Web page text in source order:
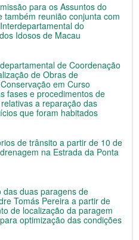
para os Assuntos do
também reunião conjunta com
do
Idosos de Macau
de Coordenação
de Obras de
em Curso
fases e procedimentos de
a reparação das
que foram habitados
de trânsito a partir de 10 de
na Estrada da Ponta
das duas paragens de
Tomás Pereira a partir de
de localização da paragem
optimização das condições